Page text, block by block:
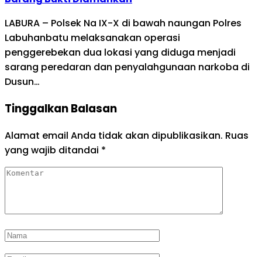
LABURA – Polsek Na IX-X di bawah naungan Polres
Labuhanbatu melaksanakan operasi
penggerebekan dua lokasi yang diduga menjadi
sarang peredaran dan penyalahgunaan narkoba di
Dusun…
Tinggalkan Balasan
Alamat email Anda tidak akan dipublikasikan. Ruas
yang wajib ditandai *